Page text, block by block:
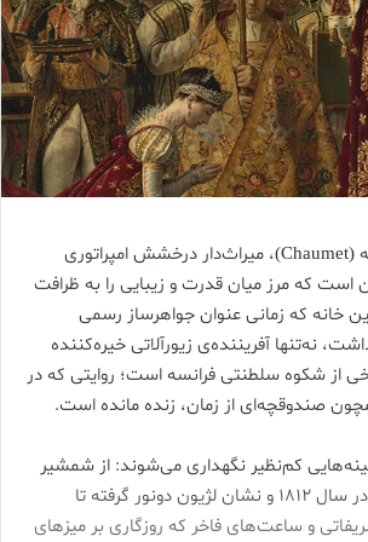
خانه جواهرسازی شومه (Chaumet)، میراث‌دار درخشش امپراتوری
است که مرز میان قدرت و زیبایی را به ظرافت
خانه که زمانی عنوان جواهرساز رسمی
نه‌تنها آفریننده‌ی زیورآلاتی خیره‌کننده
از شکوه سلطنتی فرانسه است؛ روایتی که در
صندوقچه‌ای از زمان، زنده مانده است.
کم‌نظیر نگهداری می‌شوند: از شمشیر
امپراتوری ساخته‌شده در سال ۱۸۱۲ و نشان لژیون دونور گرفته تا
و ساعت‌های فاخر که روزگاری بر میزهای